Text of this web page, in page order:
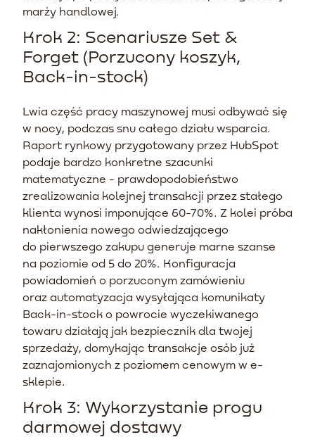
marży handlowej.
Krok 2: Scenariusze Set &
Forget (Porzucony koszyk,
Back-in-stock)
Lwia część pracy maszynowej musi odbywać się
w nocy, podczas snu całego działu wsparcia.
Raport rynkowy przygotowany przez HubSpot
podaje bardzo konkretne szacunki
matematyczne - prawdopodobieństwo
zrealizowania kolejnej transakcji przez stałego
klienta wynosi imponujące 60-70%. Z kolei próba
nakłonienia nowego odwiedzającego
do pierwszego zakupu generuje marne szanse
na poziomie od 5 do 20%. Konfiguracja
powiadomień o porzuconym zamówieniu
oraz automatyzacja wysyłająca komunikaty
Back-in-stock o powrocie wyczekiwanego
towaru działają jak bezpiecznik dla twojej
sprzedaży, domykając transakcje osób już
zaznajomionych z poziomem cenowym w e-
sklepie.
Krok 3: Wykorzystanie progu
darmowej dostawy